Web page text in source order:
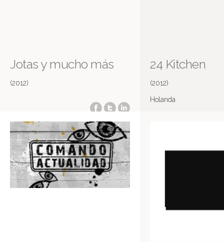
Jotas y mucho más
(2012)
24 Kitchen
(2012)
Holanda